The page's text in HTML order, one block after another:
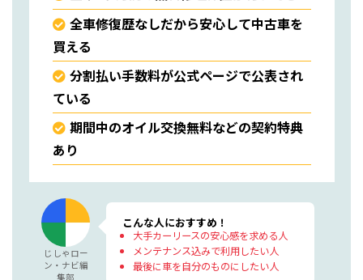
全車修復歴なしだから安心して中古車を
買える
分割払い手数料が公式ページで公表され
ている
期間中のオイル交換無料などの契約特典
あり
じしゃロー
ン・ナビ編
集部
こんな人におすすめ！
大手カーリースの安心感を求める人
メンテナンス込みで利用したい人
最後に車を自分のものにしたい人